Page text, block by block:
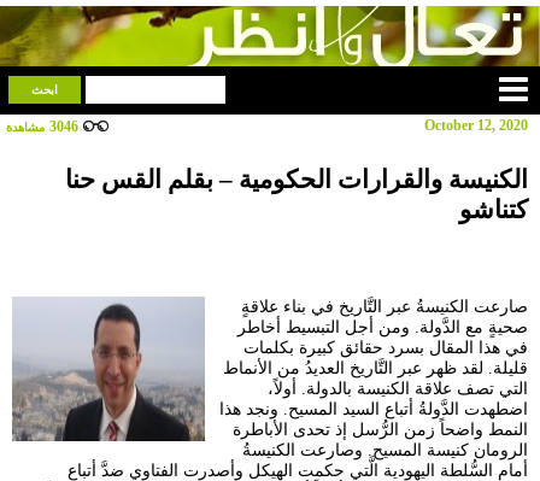
October 12, 2020
3046 مشاهدة
الكنيسة والقرارات الحكومية – بقلم القس حنا
كتناشو
صارعت الكنيسةُ عبر التَّاريخ في بناء علاقةٍ
صحيةٍ مع الدَّولة. ومن أجل التبسيط أخاطر
في هذا المقال بسرد حقائق كبيرة بكلمات
قليلة. لقد ظهر عبر التَّاريخ العديدُ من الأنماط
التي تصف علاقة الكنيسة بالدولة. أولاً،
اضطهدت الدَّولةُ أتباع السيد المسيح. ونجد هذا
النمط واضحاً زمن الرُّسل إذ تحدى الأباطرة
الرومان كنيسة المسيح. وصارعت الكنيسةُ
أمام السُّلطة اليهودية الَّتي حكمت الهيكل وأصدرت الفتاوي ضدَّ أتباع